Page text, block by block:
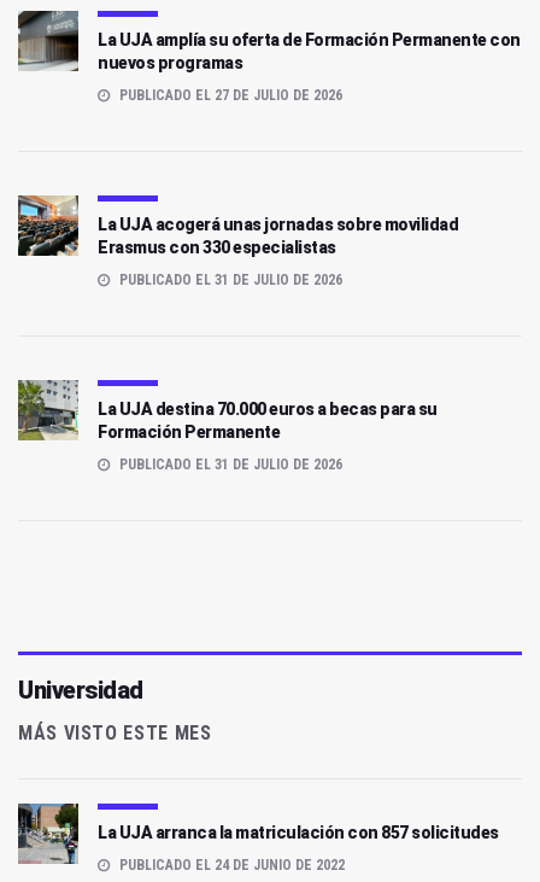
La UJA amplía su oferta de Formación Permanente con
nuevos programas
PUBLICADO EL 27 DE JULIO DE 2026
La UJA acogerá unas jornadas sobre movilidad
Erasmus con 330 especialistas
PUBLICADO EL 31 DE JULIO DE 2026
La UJA destina 70.000 euros a becas para su
Formación Permanente
PUBLICADO EL 31 DE JULIO DE 2026
Universidad
MÁS VISTO ESTE MES
La UJA arranca la matriculación con 857 solicitudes
PUBLICADO EL 24 DE JUNIO DE 2022